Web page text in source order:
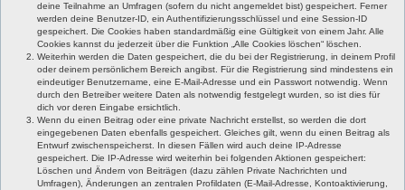
deine Teilnahme an Umfragen (sofern du nicht angemeldet bist) gespeichert. Ferner
werden deine Benutzer-ID, ein Authentifizierungsschlüssel und eine Session-ID
gespeichert. Die Cookies haben standardmäßig eine Gültigkeit von einem Jahr. Alle
Cookies kannst du jederzeit über die Funktion „Alle Cookies löschen“ löschen.
Weiterhin werden die Daten gespeichert, die du bei der Registrierung, in deinem Profil
oder deinem persönlichem Bereich angibst. Für die Registrierung sind mindestens ein
eindeutiger Benutzername, eine E-Mail-Adresse und ein Passwort notwendig. Wenn
durch den Betreiber weitere Daten als notwendig festgelegt wurden, so ist dies für
dich vor deren Eingabe ersichtlich.
Wenn du einen Beitrag oder eine private Nachricht erstellst, so werden die dort
eingegebenen Daten ebenfalls gespeichert. Gleiches gilt, wenn du einen Beitrag als
Entwurf zwischenspeicherst. In diesen Fällen wird auch deine IP-Adresse
gespeichert. Die IP-Adresse wird weiterhin bei folgenden Aktionen gespeichert:
Löschen und Ändern von Beiträgen (dazu zählen Private Nachrichten und
Umfragen), Änderungen an zentralen Profildaten (E-Mail-Adresse, Kontoaktivierung,